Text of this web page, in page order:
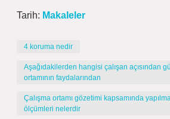
Tarih: Makaleler
4 koruma nedir
Aşağıdakilerden hangisi çalışan açısından
ortamının faydalarından
Çalışma ortamı gözetimi kapsamında
ölçümleri nelerdir